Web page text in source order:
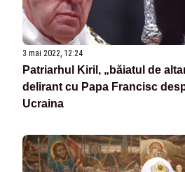
3 mai 2022, 12:24
Patriarhul Kiril, „băiatul de
delirant cu Papa Francisc
Ucraina